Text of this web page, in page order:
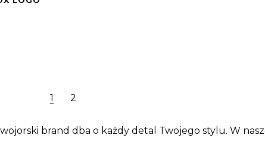
1 2
brand dba o każdy detal Twojego stylu. W